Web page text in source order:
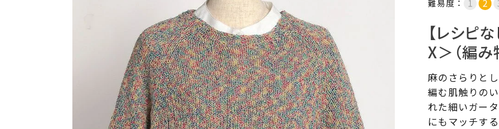
難易度：
【レシピ
X＞（編み
麻のさらりと
編む肌触りの
れた細いガー
にもマッチす